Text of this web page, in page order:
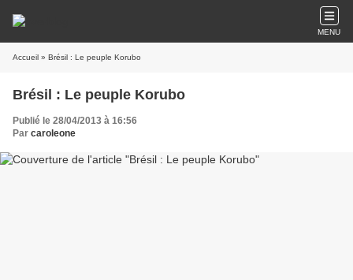
MENU
Accueil » Brésil : Le peuple Korubo
Brésil : Le peuple Korubo
Publié le 28/04/2013 à 16:56
Par caroleone